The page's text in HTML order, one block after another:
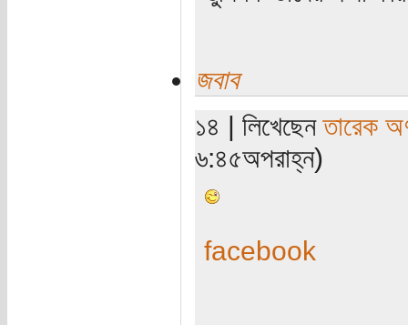
জবাব
১৪ | লিখেছেনতারেক
৬:৪৫অপরাহ্ন)
facebook